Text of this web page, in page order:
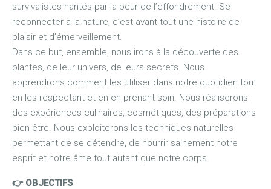
survivalistes hantés par la peur de l’effondrement. Se
reconnecter à la nature, c’est avant tout une histoire de
plaisir et d’émerveillement.
Dans ce but, ensemble, nous irons à la découverte des
plantes, de leur univers, de leurs secrets. Nous
apprendrons comment les utiliser dans notre quotidien tout
en les respectant et en en prenant soin. Nous réaliserons
des expériences culinaires, cosmétiques, des préparations
bien-être. Nous exploiterons les techniques naturelles
permettant de se détendre, de nourrir sainement notre
esprit et notre âme tout autant que notre corps.
👉 OBJECTIFS